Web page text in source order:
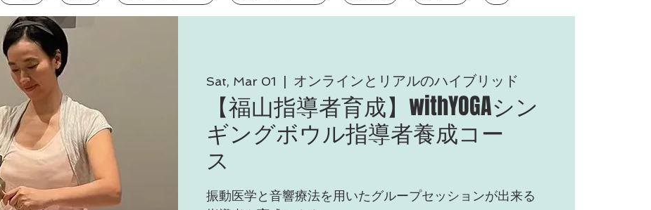
Sat, Mar 01 オンラインとリアルのハイブリッド
【福山指導者育成】withYOGAシン
ギングボウル指導者養成コー
ス
振動医学と音響療法を用いたグループセッションが出来る